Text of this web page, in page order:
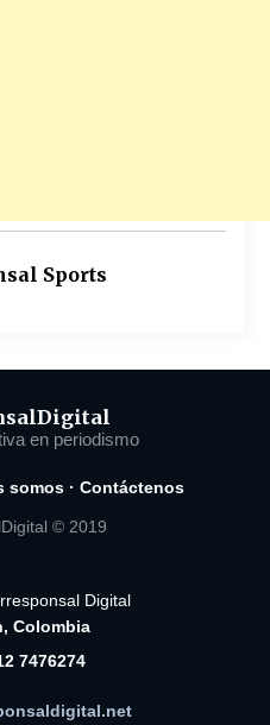
Sports
Digital
en periodismo
somos · Contáctenos
© 2019
Digital
Colombia
7476274